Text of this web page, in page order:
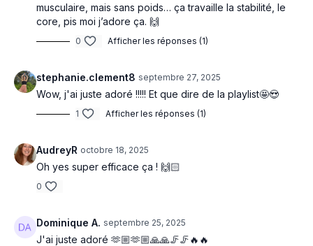
musculaire, mais sans poids… ça travaille la stabilité, le
core, pis moi j’adore ça. 🙌
0 Afficher les réponses (1)
stephanie.clement8 septembre 27, 2025
Wow, j'ai juste adoré !!!!! Et que dire de la playlist🤩😍
1 Afficher les réponses (1)
AudreyR octobre 18, 2025
Oh yes super efficace ça ! 🙌🏻
0
Dominique A. septembre 25, 2025
J'ai juste adoré 🫶🏼🫶🏼🙏🙏🦵🦵🔥🔥